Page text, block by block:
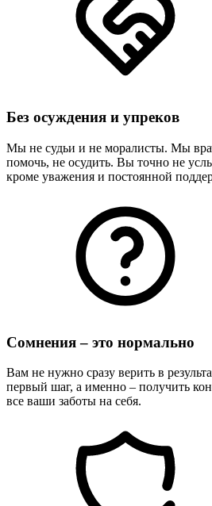
Без осуждения и упреков
Мы не судьи и не моралисты. Мы
помочь, не осудить. Вы точно не
кроме уважения и постоянной
Сомнения – это нормально
Вам не нужно сразу верить в
первый шаг, а именно – получить
все ваши заботы на себя.